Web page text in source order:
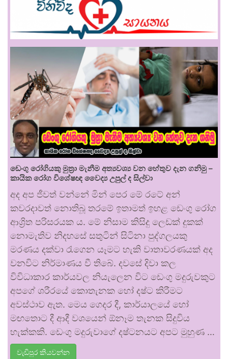
ඩෙංගු රෝගියකු ⁣මුත්‍රා මැනීම අත්‍යවශ්‍ය වන හේතුව දැන ගනිමු –
කායික රෝග විශේෂඥ වෛද්‍ය උපුල් ද සිල්වා
අද අප ජීවත් වන්නේ මින් පෙර මේ රටේ අන්
කවරදාවත් නොතිබූ තරමේ ඉතාමත් ඉහළ ඩෙංගු රෝග
ආශ්‍රිත පරිසරයක ය. මේ නිසාම කිසිදු ලෙඩක් දුකක්
නොමැතිව නිදහසේ සතුටින් සිටිනා පුද්ගලයකු
මරණය දක්වා රැගෙන යෑමට හැකි වාතාවරණයක් අද
වනවිට නිර්මාණය වී තිබේ. දවසේ දිවා කල
විවිධාකාර කාර්යවල නියැලෙන විට ඩෙංගු මදුරුවකුට
අපගේ ශරීරයේ කොතැනක හෝ දෂ්ට කිරීමට
අවස්ථාව ඇත. මෙය ගෙදර දී, කාර්යාලයේ හෝ
මඟතොට දී ආදී වශයෙන් ඕනෑම තැනක සිදුවිය
හැක්කකි. ඩෙංගු මදුරුවාගේ දෂ්ටනයට අපට මුහුණ …
වැඩිපුර කියවන්න